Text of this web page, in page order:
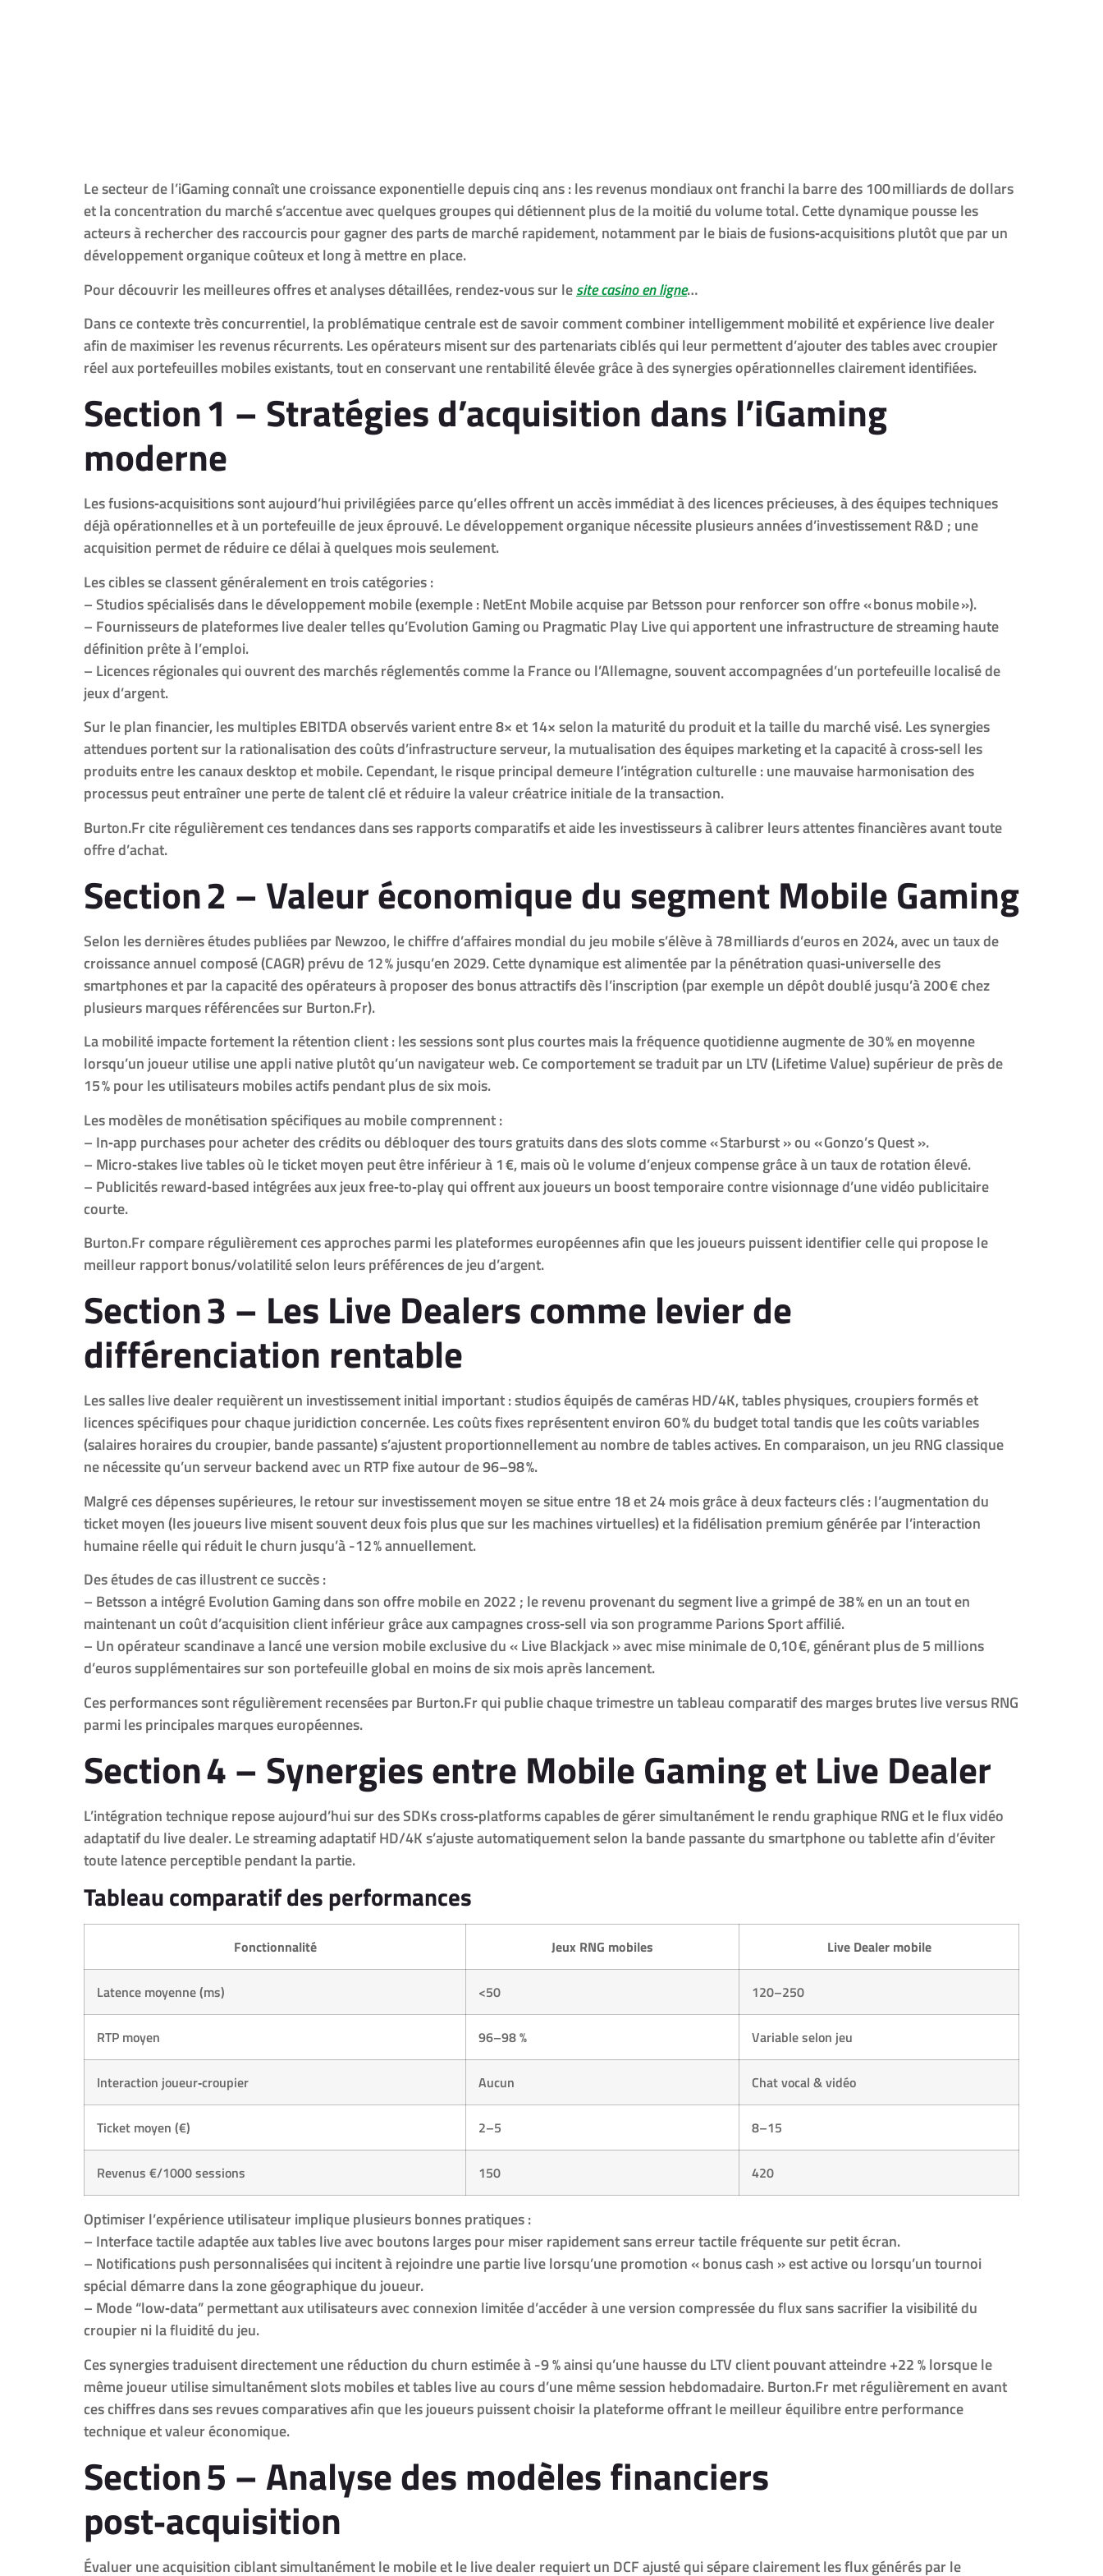
Le secteur de l’iGaming connaît une croissance exponentielle depuis cinq ans : les revenus mondiaux ont franchi la barre des 100 milliards de dollars
et la concentration du marché s’accentue avec quelques groupes qui détiennent plus de la moitié du volume total. Cette dynamique pousse les
acteurs à rechercher des raccourcis pour gagner des parts de marché rapidement, notamment par le biais de fusions‑acquisitions plutôt que par un
développement organique coûteux et long à mettre en place.
Pour découvrir les meilleures offres et analyses détaillées, rendez‑vous sur lesite casino en ligne…
Dans ce contexte très concurrentiel, la problématique centrale est de savoir comment combiner intelligemment mobilité et expérience live dealer
afin de maximiser les revenus récurrents. Les opérateurs misent sur des partenariats ciblés qui leur permettent d’ajouter des tables avec croupier
réel aux portefeuilles mobiles existants, tout en conservant une rentabilité élevée grâce à des synergies opérationnelles clairement identifiées.
Section 1 – Stratégies d’acquisition dans l’iGaming
moderne
Les fusions‑acquisitions sont aujourd’hui privilégiées parce qu’elles offrent un accès immédiat à des licences précieuses, à des équipes techniques
déjà opérationnelles et à un portefeuille de jeux éprouvé. Le développement organique nécessite plusieurs années d’investissement R&D ; une
acquisition permet de réduire ce délai à quelques mois seulement.
Les cibles se classent généralement en trois catégories :
– Studios spécialisés dans le développement mobile (exemple : NetEnt Mobile acquise par Betsson pour renforcer son offre « bonus mobile »).
– Fournisseurs de plateformes live dealer telles qu’Evolution Gaming ou Pragmatic Play Live qui apportent une infrastructure de streaming haute
définition prête à l’emploi.
– Licences régionales qui ouvrent des marchés réglementés comme la France ou l’Allemagne, souvent accompagnées d’un portefeuille localisé de
jeux d’argent.
Sur le plan financier, les multiples EBITDA observés varient entre 8× et 14× selon la maturité du produit et la taille du marché visé. Les synergies
attendues portent sur la rationalisation des coûts d’infrastructure serveur, la mutualisation des équipes marketing et la capacité à cross‑sell les
produits entre les canaux desktop et mobile. Cependant, le risque principal demeure l’intégration culturelle : une mauvaise harmonisation des
processus peut entraîner une perte de talent clé et réduire la valeur créatrice initiale de la transaction.
Burton.Fr cite régulièrement ces tendances dans ses rapports comparatifs et aide les investisseurs à calibrer leurs attentes financières avant toute
offre d’achat.
Section 2 – Valeur économique du segment Mobile Gaming
Selon les dernières études publiées par Newzoo, le chiffre d’affaires mondial du jeu mobile s’élève à 78 milliards d’euros en 2024, avec un taux de
croissance annuel composé (CAGR) prévu de 12 % jusqu’en 2029. Cette dynamique est alimentée par la pénétration quasi‑universelle des
smartphones et par la capacité des opérateurs à proposer des bonus attractifs dès l’inscription (par exemple un dépôt doublé jusqu’à 200 € chez
plusieurs marques référencées sur Burton.Fr).
La mobilité impacte fortement la rétention client : les sessions sont plus courtes mais la fréquence quotidienne augmente de 30 % en moyenne
lorsqu’un joueur utilise une appli native plutôt qu’un navigateur web. Ce comportement se traduit par un LTV (Lifetime Value) supérieur de près de
15 % pour les utilisateurs mobiles actifs pendant plus de six mois.
Les modèles de monétisation spécifiques au mobile comprennent :
– In‑app purchases pour acheter des crédits ou débloquer des tours gratuits dans des slots comme « Starburst » ou « Gonzo’s Quest ».
– Micro‑stakes live tables où le ticket moyen peut être inférieur à 1 €, mais où le volume d’enjeux compense grâce à un taux de rotation élevé.
– Publicités reward‑based intégrées aux jeux free‑to‑play qui offrent aux joueurs un boost temporaire contre visionnage d’une vidéo publicitaire
courte.
Burton.Fr compare régulièrement ces approches parmi les plateformes européennes afin que les joueurs puissent identifier celle qui propose le
meilleur rapport bonus/volatilité selon leurs préférences de jeu d’argent.
Section 3 – Les Live Dealers comme levier de
différenciation rentable
Les salles live dealer requièrent un investissement initial important : studios équipés de caméras HD/4K, tables physiques, croupiers formés et
licences spécifiques pour chaque juridiction concernée. Les coûts fixes représentent environ 60 % du budget total tandis que les coûts variables
(salaires horaires du croupier, bande passante) s’ajustent proportionnellement au nombre de tables actives. En comparaison, un jeu RNG classique
ne nécessite qu’un serveur backend avec un RTP fixe autour de 96–98 %.
Malgré ces dépenses supérieures, le retour sur investissement moyen se situe entre 18 et 24 mois grâce à deux facteurs clés : l’augmentation du
ticket moyen (les joueurs live misent souvent deux fois plus que sur les machines virtuelles) et la fidélisation premium générée par l’interaction
humaine réelle qui réduit le churn jusqu’à -12 % annuellement.
Des études de cas illustrent ce succès :
– Betsson a intégré Evolution Gaming dans son offre mobile en 2022 ; le revenu provenant du segment live a grimpé de 38 % en un an tout en
maintenant un coût d’acquisition client inférieur grâce aux campagnes cross‑sell via son programme Parions Sport affilié.
– Un opérateur scandinave a lancé une version mobile exclusive du « Live Blackjack » avec mise minimale de 0,10 €, générant plus de 5 millions
d’euros supplémentaires sur son portefeuille global en moins de six mois après lancement.
Ces performances sont régulièrement recensées par Burton.Fr qui publie chaque trimestre un tableau comparatif des marges brutes live versus RNG
parmi les principales marques européennes.
Section 4 – Synergies entre Mobile Gaming et Live Dealer
L’intégration technique repose aujourd’hui sur des SDKs cross‑platforms capables de gérer simultanément le rendu graphique RNG et le flux vidéo
adaptatif du live dealer. Le streaming adaptatif HD/4K s’ajuste automatiquement selon la bande passante du smartphone ou tablette afin d’éviter
toute latence perceptible pendant la partie.
Tableau comparatif des performances
Fonctionnalité Jeux RNG mobiles Live Dealer mobile
Latence moyenne (ms) <50 120–250
RTP moyen 96–98 % Variable selon jeu
Interaction joueur‑croupier Aucun Chat vocal & vidéo
Ticket moyen (€) 2–5 8–15
Revenus €/1000 sessions 150 420
Optimiser l’expérience utilisateur implique plusieurs bonnes pratiques :
– Interface tactile adaptée aux tables live avec boutons larges pour miser rapidement sans erreur tactile fréquente sur petit écran.
– Notifications push personnalisées qui incitent à rejoindre une partie live lorsqu’une promotion « bonus cash » est active ou lorsqu’un tournoi
spécial démarre dans la zone géographique du joueur.
– Mode “low‑data” permettant aux utilisateurs avec connexion limitée d’accéder à une version compressée du flux sans sacrifier la visibilité du
croupier ni la fluidité du jeu.
Ces synergies traduisent directement une réduction du churn estimée à -9 % ainsi qu’une hausse du LTV client pouvant atteindre +22 % lorsque le
même joueur utilise simultanément slots mobiles et tables live au cours d’une même session hebdomadaire. Burton.Fr met régulièrement en avant
ces chiffres dans ses revues comparatives afin que les joueurs puissent choisir la plateforme offrant le meilleur équilibre entre performance
technique et valeur économique.
Section 5 – Analyse des modèles financiers
post‑acquisition
Évaluer une acquisition ciblant simultanément le mobile et le live dealer requiert un DCF ajusté qui sépare clairement les flux générés par le